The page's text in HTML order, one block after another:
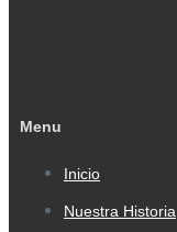
Menu
Inicio
Nuestra Historia